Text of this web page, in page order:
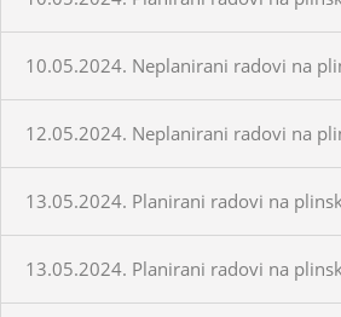
10.05.2024. Neplanirani radovi na
12.05.2024. Neplanirani radovi na
13.05.2024. Planirani radovi na
13.05.2024. Planirani radovi na